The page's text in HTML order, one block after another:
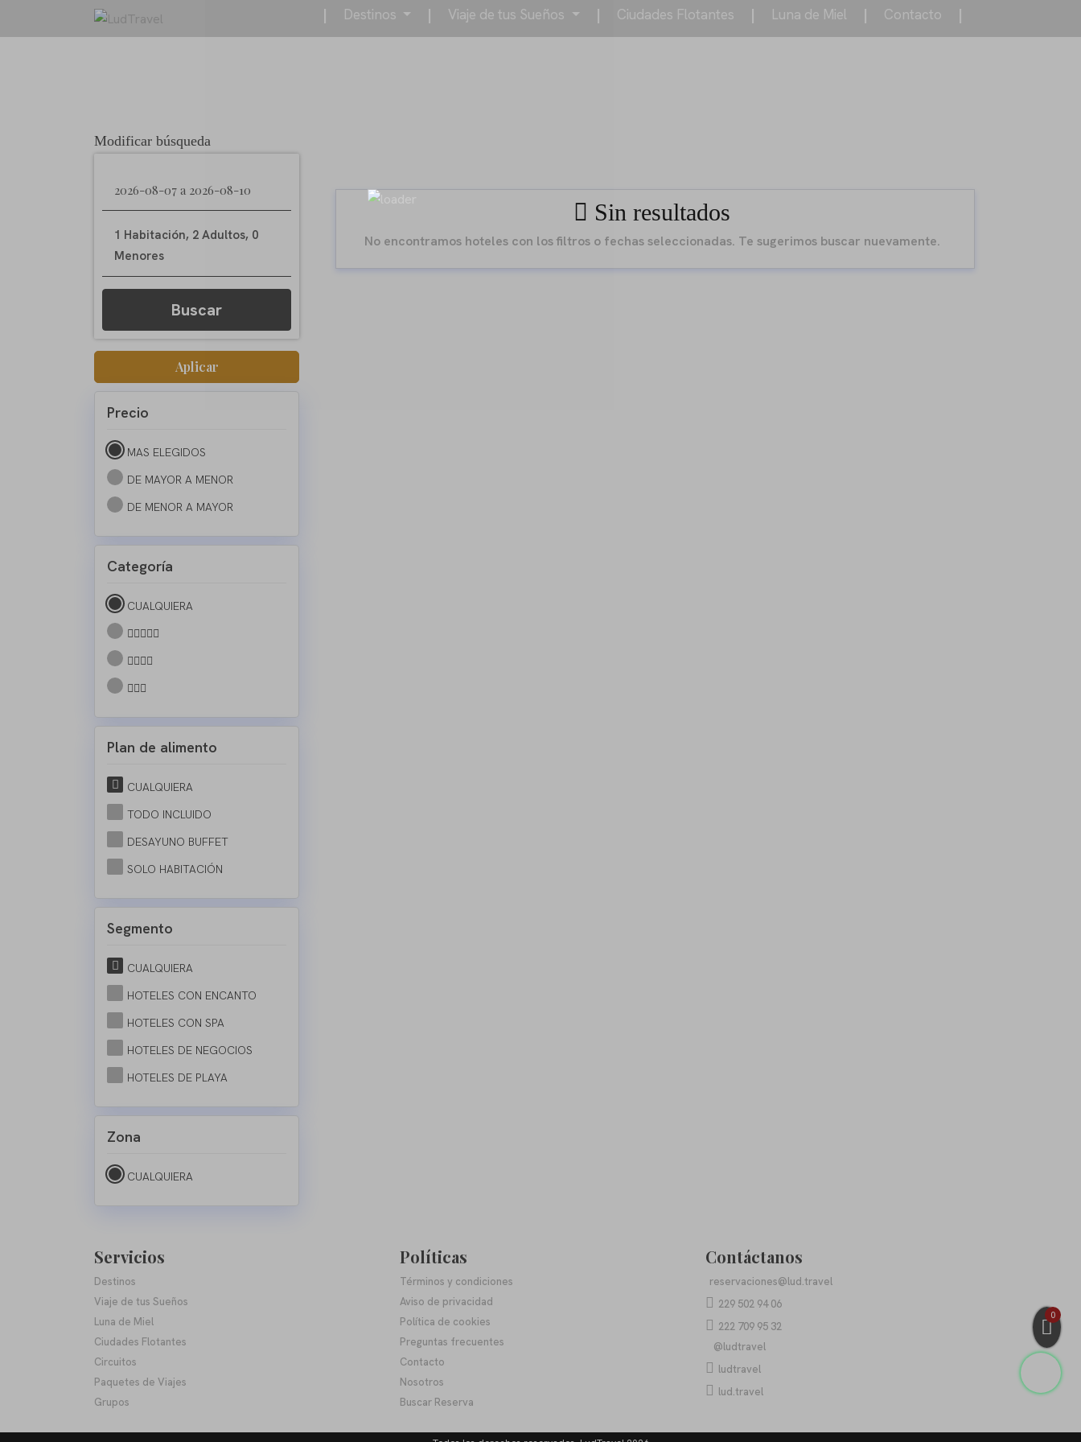
| Destinos | Viaje de tus Sueños | Ciudades Flotantes | Luna de Miel | Contacto |
Modificar búsqueda
1 Habitación, 2 Adultos, 0
Menores
Buscar
Aplicar
Precio
MAS ELEGIDOS
DE MAYOR A MENOR
DE MENOR A MAYOR
Categoría
CUALQUIERA
Plan de alimento
CUALQUIERA
TODO INCLUIDO
DESAYUNO BUFFET
SOLO HABITACIÓN
Segmento
CUALQUIERA
HOTELES CON ENCANTO
HOTELES CON SPA
HOTELES DE NEGOCIOS
HOTELES DE PLAYA
Zona
CUALQUIERA
Sin resultados
No encontramos hoteles con los filtros o fechas seleccionadas. Te sugerimos buscar nuevamente.
0
Servicios
Destinos
Viaje de tus Sueños
Luna de Miel
Ciudades Flotantes
Circuitos
Paquetes de Viajes
Grupos
Políticas
Términos y condiciones
Aviso de privacidad
Política de cookies
Preguntas frecuentes
Contacto
Nosotros
Buscar Reserva
Contáctanos
reservaciones@lud.travel
229 502 94 06
222 709 95 32
@ludtravel
ludtravel
lud.travel